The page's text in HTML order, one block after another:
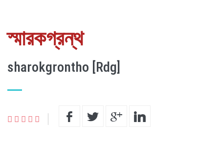
স্মারকগ্রন্থ
sharokgrontho [Rdg]